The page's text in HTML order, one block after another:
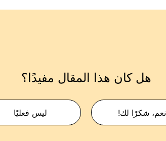
هل كان هذا المقال مفيدًا؟
نعم، شكرًا لك! ليس فعليًا